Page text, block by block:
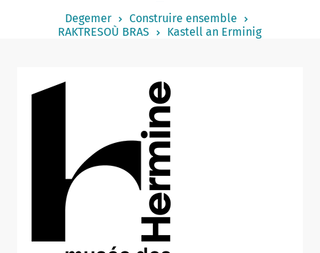
Un commerce
Degemer
Construire ensemble
RAKTRESOÙ BRAS
Kastell an Erminig